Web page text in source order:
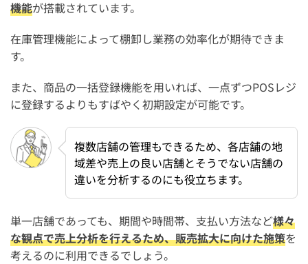
機能が搭載されています。
在庫管理機能によって棚卸し業務の効率化が期待できま
す。
また、商品の一括登録機能を用いれば、一点ずつPOSレジ
に登録するよりもすばやく初期設定が可能です。
複数店舗の管理もできるため、各店舗の地
域差や売上の良い店舗とそうでない店舗の
違いを分析するのにも役立ちます。
単一店舗であっても、期間や時間帯、支払い方法など様々
な観点で売上分析を行えるため、販売拡大に向けた施策を
考えるのに利用できるでしょう。